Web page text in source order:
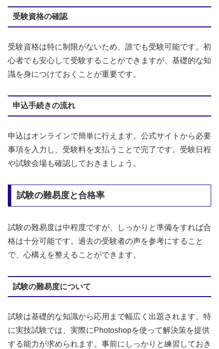
受験資格の確認
受験資格は特に制限がないため、誰でも受験可能です。初
心者でも安心して受験することができますが、基礎的な知
識を身につけておくことが重要です。
申込手続きの流れ
申込はオンラインで簡単に行えます。公式サイトから必要
事項を入力し、受験料を支払うことで完了です。受験日程
や試験会場も確認しておきましょう。
試験の難易度と合格率
試験の難易度は中程度ですが、しっかりと準備をすれば合
格は十分可能です。過去の受験者の声を参考にすること
で、心構えを整えることができます。
試験の難易度について
試験は基礎的な知識から応用まで幅広く出題されます。特
に実技試験では、実際にPhotoshopを使って解決策を提供
する能力が求められます。事前にしっかりと練習しておき